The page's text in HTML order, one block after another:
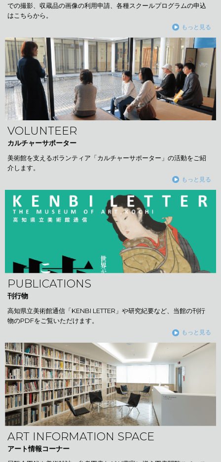
での撮影、収蔵品の画像の利用申請、各種スクールプログラムの申込
はこちらから。
もっと見る
VOLUNTEER
カルチャーサポーター
美術館を支えるボランティア「カルチャーサポーター」の活動をご紹
介します。
もっと見る
PUBLICATIONS
刊行物
高知県立美術館通信「KENBI LETTER」や研究紀要など、当館の刊行
物のPDFをご覧いただけます。
もっと見る
ART INFORMATION SPACE
アート情報コーナー